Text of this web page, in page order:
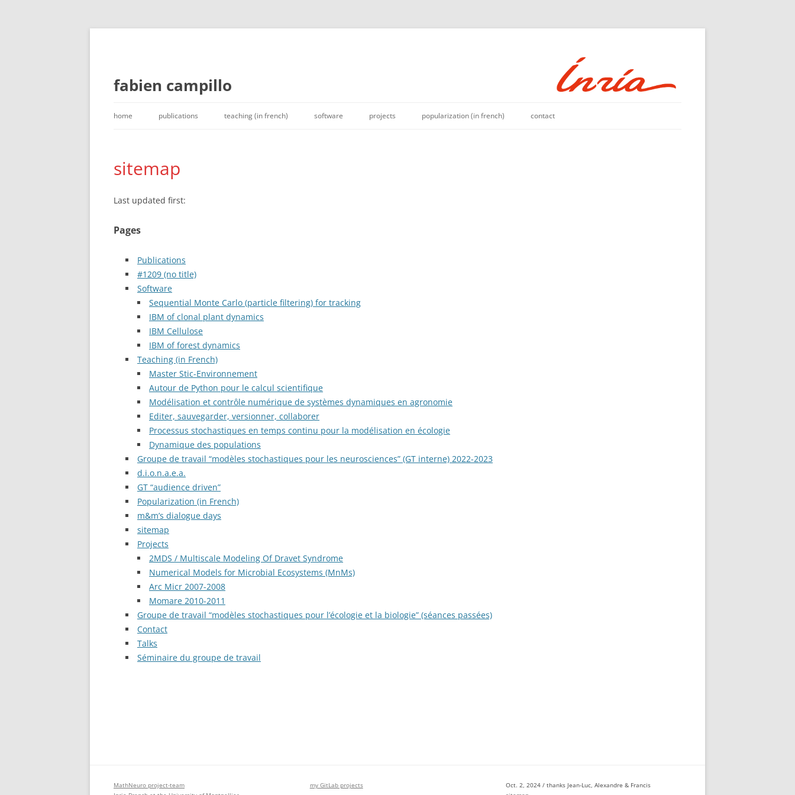
fabien campillo
to
home publications teaching (in french) software projects popularization (in french) contact
sitemap
Last updated first:
Pages
Publications
#1209 (no title)
Software
Sequential Monte Carlo (particle filtering) for tracking
IBM of clonal plant dynamics
IBM Cellulose
IBM of forest dynamics
Teaching (in French)
Master Stic-Environnement
Autour de Python pour le calcul scientifique
Modélisation et contrôle numérique de systèmes dynamiques en agronomie
Editer, sauvegarder, versionner, collaborer
Processus stochastiques en temps continu pour la modélisation en écologie
Dynamique des populations
Groupe de travail “modèles stochastiques pour les neurosciences” (GT interne) 2022-2023
d.i.o.n.a.e.a.
GT “audience driven”
Popularization (in French)
m&m’s dialogue days
sitemap
Projects
2MDS / Multiscale Modeling Of Dravet Syndrome
Numerical Models for Microbial Ecosystems (MnMs)
Arc Micr 2007-2008
Momare 2010-2011
Groupe de travail “modèles stochastiques pour l’écologie et la biologie” (séances passées)
Contact
Talks
Séminaire du groupe de travail
MathNeuro project-team
my GitLab projects
Oct. 2, 2024 / thanks Jean-Luc, Alexandre & Francis